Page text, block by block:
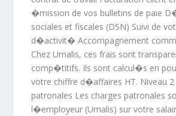
�mission de vos bulletins de paie
sociales et fiscales (DSN) Suivi de
d�activit� Accompagnement
Chez Umalis, ces frais sont
comp�titifs. Ils sont calcul�s en
votre chiffre d�affaires HT. Niveau 2
patronales Les charges patronales
l�employeur (Umalis) sur votre